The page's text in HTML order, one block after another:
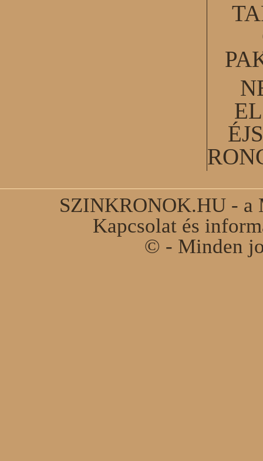
SZINKRONOK.HU - a
Kapcsolat és
© - Minden